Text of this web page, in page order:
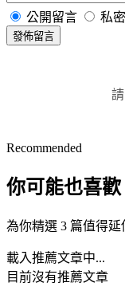
公開留言 私
發佈留言
Recommended
你可能也喜歡
為你精選 3 篇值得
載入推薦文章中...
目前沒有推薦文章